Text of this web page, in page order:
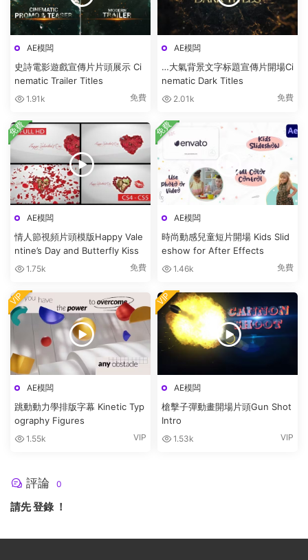
AE模闆
史詩電影遊戲宣傳片片頭展示 Ci
nematic Trailer Titles
1.91k 免費
AE模闆
…大氣背景文字标題宣傳片開場Ci
nematic Dark Titles
2.01k 免費
AE模闆
情人節視頻片頭模版Happy Vale
ntine’s Day and Butterfly Kiss
1.75k 免費
免費
AE模闆
時尚動感兒童短片開場 Kids Slid
eshow for After Effects
1.46k 免費
免費
AE模闆
跳動動力學排版字幕 Kinetic Typ
ography Figures
1.55k VIP
VIP
AE模闆
槍擊子彈動畫開場片頭Gun Shot
Intro
1.53k VIP
VIP
評論 0
請先登錄！